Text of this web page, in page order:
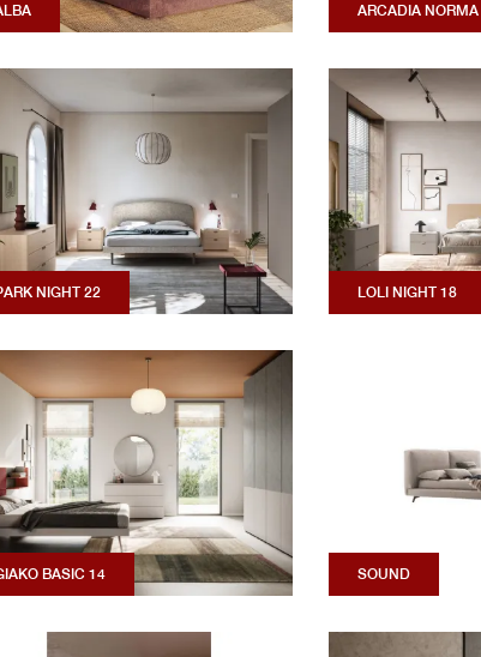
ARCADIA NORMA
NIGHT 22 LOLI NIGHT 18
BASIC 14 SOUND